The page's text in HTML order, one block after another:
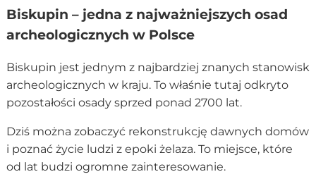
Biskupin – jedna z najważniejszych osad
archeologicznych w Polsce
Biskupin jest jednym z najbardziej znanych stanowisk
archeologicznych w kraju. To właśnie tutaj odkryto
pozostałości osady sprzed ponad 2700 lat.
Dziś można zobaczyć rekonstrukcję dawnych domów
i poznać życie ludzi z epoki żelaza. To miejsce, które
od lat budzi ogromne zainteresowanie.